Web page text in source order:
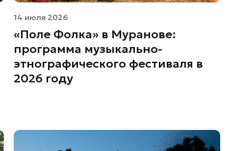
14 июля 2026
«Поле Фолка» в Муранове:
программа музыкально-
этнографического фестиваля в
2026 году